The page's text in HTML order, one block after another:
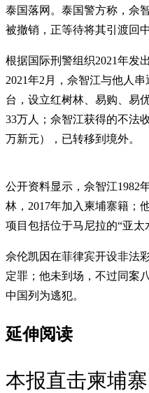
泰国落网。泰国警方称，佘
被撤销，正等待将其引渡回
根据国际刑警组织2021年发
2021年2月，佘智江与他人
台，设立红树林、易购、易
33万人；佘智江获得的不法
万新元），已转移到境外。
公开资料显示，佘智江1982
林，2017年加入柬埔寨籍；
项目包括位于马尼拉的“亚太
佘伦凯因在菲律宾开设非法
定罪；他未到场，不过同案
中国列为逃犯。
延伸阅读
本报直击柬埔